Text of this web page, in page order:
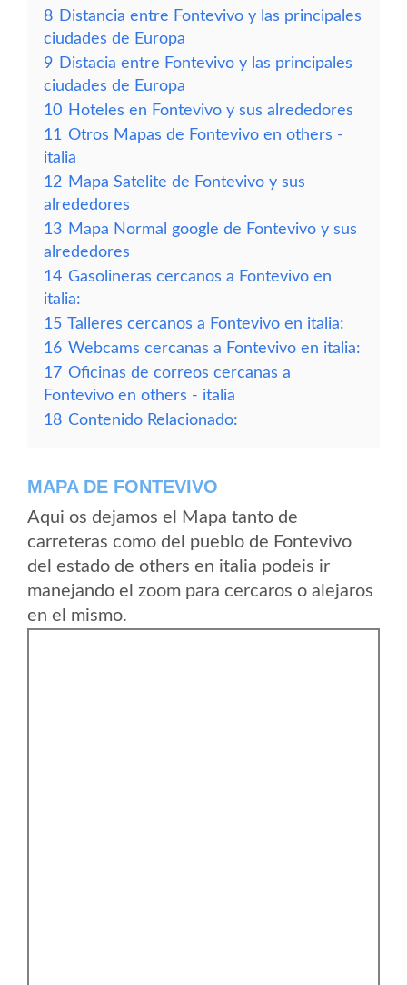
8 Distancia entre Fontevivo y las principales
ciudades de Europa
9 Distacia entre Fontevivo y las principales
ciudades de Europa
10 Hoteles en Fontevivo y sus alrededores
11 Otros Mapas de Fontevivo en others -
italia
12 Mapa Satelite de Fontevivo y sus
alrededores
13 Mapa Normal google de Fontevivo y sus
alrededores
14 Gasolineras cercanos a Fontevivo en
italia:
15 Talleres cercanos a Fontevivo en italia:
16 Webcams cercanas a Fontevivo en italia:
17 Oficinas de correos cercanas a
Fontevivo en others - italia
18 Contenido Relacionado:
MAPA DE FONTEVIVO
Aqui os dejamos el Mapa tanto de
carreteras como del pueblo de Fontevivo
del estado de others en italia podeis ir
manejando el zoom para cercaros o alejaros
en el mismo.